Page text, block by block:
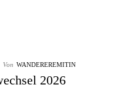
Von WANDEREREMITIN
2026